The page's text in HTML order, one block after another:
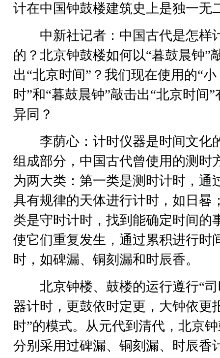
计在中国钟鼓楼建筑史上是独一无
中新社记者：中国古代是怎样
的？北京钟鼓楼如何以“暮鼓晨钟”
出“北京时间”？我们现在使用的“小
时”和“暮鼓晨钟”敲击出“北京时间”
异同？
李荫心：计时仪器是时间文化
组成部分，中国古代曾使用的测时
为两大类：第一类是测时计时，通
具有规律的天体进行计时，如日晷
类是守时计时，找到能确定时间的
使它们重复发生，通过累积进行时
时，如碑漏、铜刻漏和时辰香。
北京钟楼、鼓楼的运行遵行“司
器计时，更鼓依时定更，大钟依更
时”的模式。从元代到清代，北京
分别采用过碑漏、铜刻漏、时辰香